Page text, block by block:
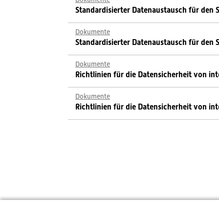
Standardisierter Datenaustausch für den
Dokumente
Standardisierter Datenaustausch für den
Dokumente
Richtlinien für die Datensicherheit von
Dokumente
Richtlinien für die Datensicherheit von